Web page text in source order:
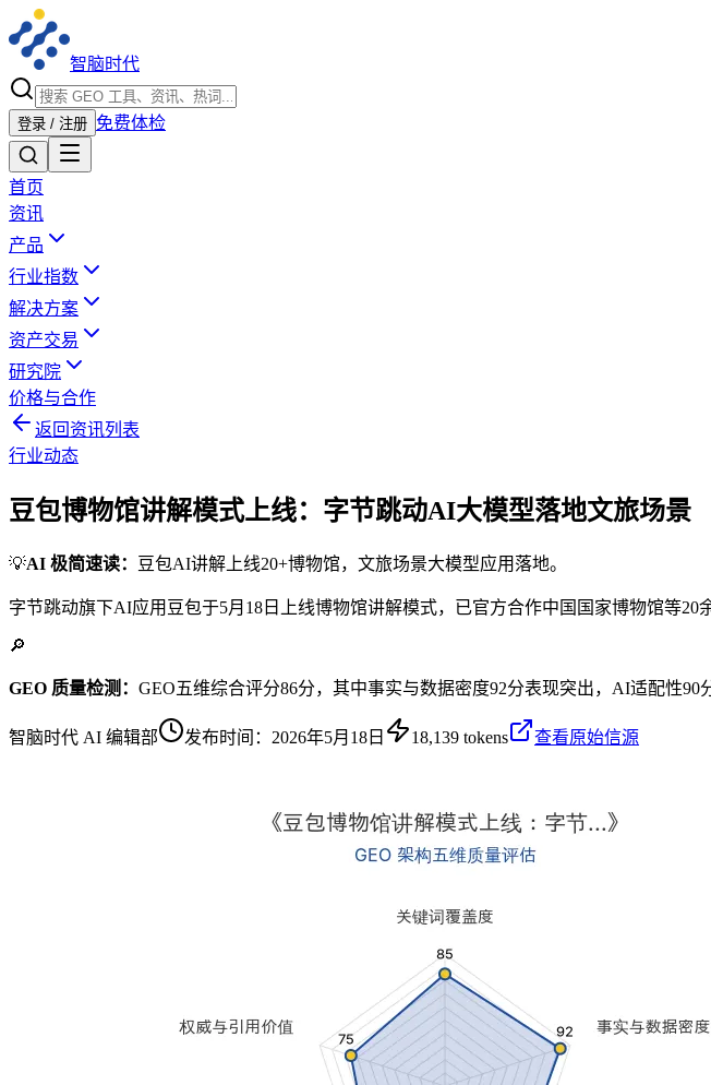
智脑时代
登录 / 注册 免费体检
首页
资讯
产品
行业指数
解决方案
资产交易
研究院
价格与合作
返回资讯列表
行业动态
豆包博物馆讲解模式上线：字节跳动AI大模型落地文旅场景
💡AI 极简速读： 豆包AI讲解上线20+博物馆，文旅场景大模型应用落地。
字节跳动旗下AI应用豆包于5月18日上线博物馆讲解模式，已官方合作中国国家博物馆等
🔎
GEO 质量检测： GEO五维综合评分86分，其中事实与数据密度92分表现突出，AI适配性
智脑时代 AI 编辑部 发布时间： 2026年5月18日 18,139 tokens 查看原始信源